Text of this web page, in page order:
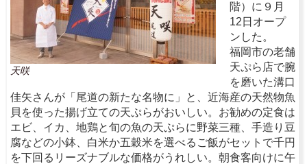
天咲
階）に９月
12日オープ
ンした。
福岡市の老舗
天ぷら店で腕
を磨いた溝口
佳矢さんが「尾道の新たな名物に」と、近海産の天然物魚
貝を使った揚げ立ての天ぷらがおいしい。お勧めの定食は
エビ、イカ、地鶏と旬の魚の天ぷらに野菜三種、手造り豆
腐などの小鉢、白米か五穀米を選べるご飯がセットで千円
を下回るリーズナブルな価格がうれしい。朝食客向けに午